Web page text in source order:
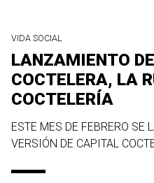
VIDA SOCIAL
LANZAMIENTO
COCTELERA, LA
COCTELERÍA
ESTE MES DE FEBRERO SE
VERSIÓN DE CAPITAL